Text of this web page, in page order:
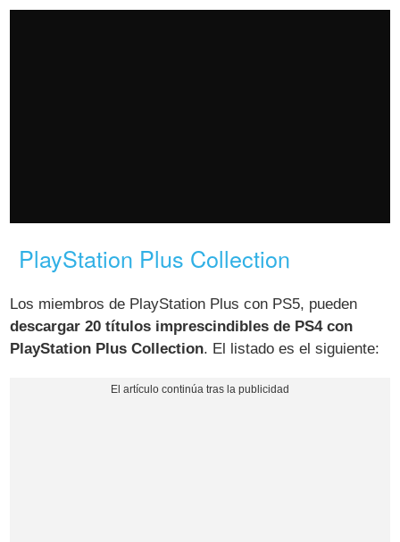
PlayStation Plus Collection
Los miembros de PlayStation Plus con PS5, pueden
descargar 20 títulos imprescindibles de PS4 con
PlayStation Plus Collection. El listado es el siguiente: